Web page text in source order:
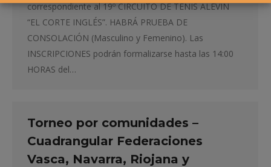
correspondiente al 19º CIRCUITO DE TENIS ALEVÍN
“EL CORTE INGLÉS”. HABRÁ PRUEBA DE
CONSOLACIÓN (Masculino y Femenino). Las
INSCRIPCIONES podrán formalizarse hasta las 14:00
HORAS del…
Torneo por comunidades –
Cuadrangular Federaciones
Vasca, Navarra, Riojana y